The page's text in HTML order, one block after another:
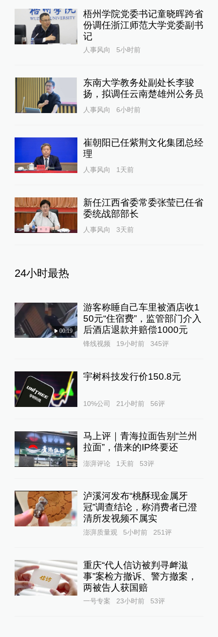
梧州学院党委书记童晓晖跨省
份调任浙江师范大学党委副书
记
人事风向 5小时前
东南大学教务处副处长李骏
扬，拟调任云南楚雄州公务员
人事风向 6小时前
崔朝阳已任紫荆文化集团总经
理
人事风向 1天前
新任江西省委常委张莹已任省
委统战部部长
人事风向 3天前
24小时最热
00:19
游客称睡自己车里被酒店收1
50元“住宿费”，监管部门介入
后酒店退款并赔偿1000元
锋线视频 19小时前 345评
宇树科技发行价150.8元
10%公司 21小时前 56评
马上评｜青海拉面告别“兰州
拉面”，借来的IP终要还
澎湃评论 1天前 53评
泸溪河发布“桃酥现金属牙
冠”调查结论，称消费者已澄
清所发视频不属实
澎湃质量观 5小时前 251评
重庆“代人信访被判寻衅滋
事”案检方撤诉、警方撤案，
两被告人获国赔
一号专案 23小时前 53评